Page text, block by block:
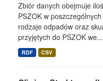
Zbiór danych obejmuje
PSZOK w
rodzaje odpadów oraz
przyjętych do PSZOK we...
RDF CSV